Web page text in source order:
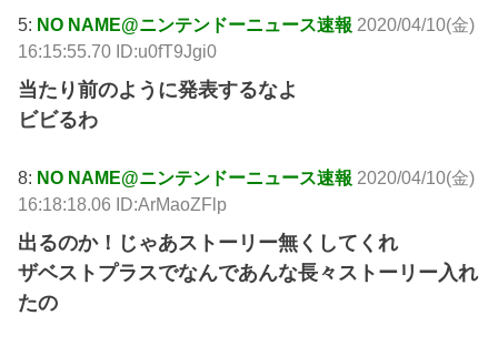
5: NO NAME@ニンテンドーニュース速報 2020/04/10(金)
16:15:55.70 ID:u0fT9Jgi0
当たり前のように発表するなよ
ビビるわ
8: NO NAME@ニンテンドーニュース速報 2020/04/10(金)
16:18:18.06 ID:ArMaoZFlp
出るのか！じゃあストーリー無くしてくれ
ザベストプラスでなんであんな長々ストーリー入れ
たの